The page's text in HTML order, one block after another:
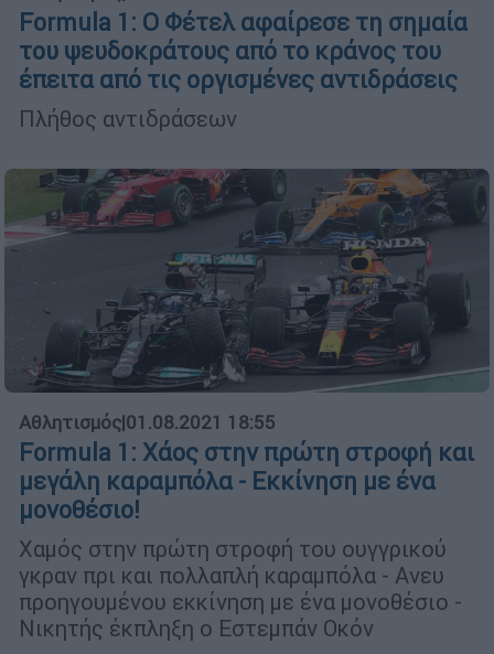
Formula 1: Ο Φέτελ αφαίρεσε τη σημαία
του ψευδοκράτους από το κράνος του
έπειτα από τις οργισμένες αντιδράσεις
Πλήθος αντιδράσεων
Αθλητισμός|01.08.2021 18:55
Formula 1: Χάος στην πρώτη στροφή και
μεγάλη καραμπόλα - Εκκίνηση με ένα
μονοθέσιο!
Χαμός στην πρώτη στροφή του ουγγρικού
γκραν πρι και πολλαπλή καραμπόλα - Ανευ
προηγουμένου εκκίνηση με ένα μονοθέσιο -
Νικητής έκπληξη ο Εστεμπάν Οκόν